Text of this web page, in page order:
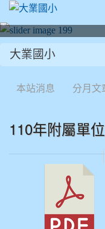
大業國小
本站消息 分月文
110年附屬單